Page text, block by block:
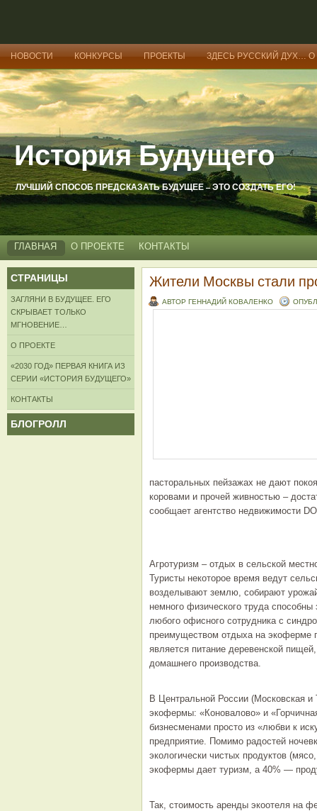
НОВОСТИ КОНКУРСЫ ПРОЕКТЫ ЗДЕСЬ РУССКИЙ ДУХ…
История Будущего
ЛУЧШИЙ СПОСОБ ПРЕДСКАЗАТЬ БУДУЩЕЕ – ЭТО СОЗДАТЬ ЕГО!
ГЛАВНАЯ О ПРОЕКТЕ КОНТАКТЫ
СТРАНИЦЫ
ЗАГЛЯНИ В БУДУЩЕЕ. ЕГО
СКРЫВАЕТ ТОЛЬКО
МГНОВЕНИЕ…
О ПРОЕКТЕ
«2030 ГОД» ПЕРВАЯ КНИГА ИЗ
СЕРИИ «ИСТОРИЯ БУДУЩЕГО»
КОНТАКТЫ
БЛОГРОЛЛ
Жители Москвы стали
АВТОР ГЕННАДИЙ КОВАЛЕНКО
пасторальных пейзажах не дают
коровами и прочей живностью –
сообщает агентство недвижимости
Агротуризм – отдых в сельской
Туристы некоторое время ведут
возделывают землю, собирают
немного физического труда
любого офисного сотрудника с
преимуществом отдыха на экоферме
является питание деревенской
домашнего производства.
В Центральной России (Московская и
экофермы: «Коновалово» и
бизнесменами просто из «любви к
предприятие. Помимо радостей
экологически чистых продуктов
экофермы дает туризм, а 40% —
Так, стоимость аренды экоотеля на